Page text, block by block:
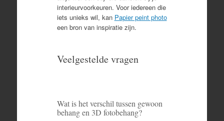
interieurvoorkeuren. Voor iedereen die
iets unieks wil, kan Papier peint photo
een bron van inspiratie zijn.
Veelgestelde vragen
Wat is het verschil tussen gewoon
behang en 3D fotobehang?